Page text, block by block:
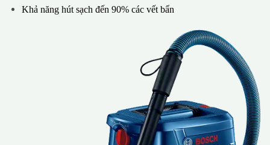
Khả năng hút sạch đến 90% các vết bẩn